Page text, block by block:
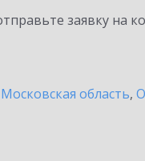
заявку на
область,